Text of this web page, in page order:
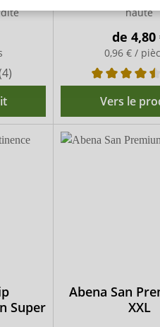
haute
de4,80
0,96 € /
Vers le
Super
Abena San
XXL